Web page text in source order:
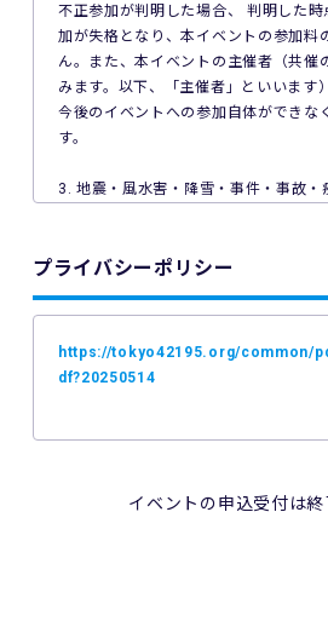
不正参加が判明した場合、 判明した
加が失格となり、本イベントの参加料
ん。また、本イベントの主催者（共催
みます。以下、「主催者」といいます
今後のイベントへの参加自体ができな
す。
3. 地震・風水害・降雪・事件・事故・
トへのエントリーができない場合があ
の非対応、インターネット回線の不具
トへのエントリーができなかったこと
5. 公共交通機関の遅延、道路事情その
一切責任を負わず、本イベントの参加
プライバシーポリシー
https://tokyo42195.org/common/
df?20250514
イベントの申込受付は